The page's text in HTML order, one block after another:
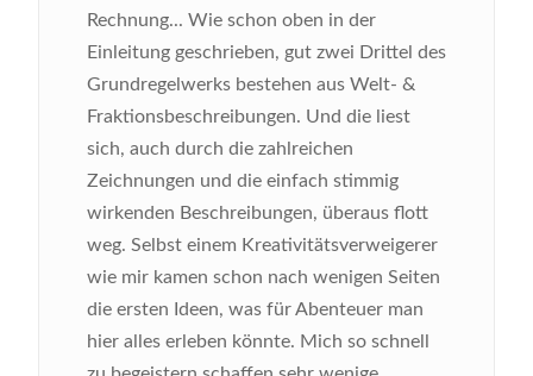
Rechnung... Wie schon oben in der
Einleitung geschrieben, gut zwei Drittel des
Grundregelwerks bestehen aus Welt- &
Fraktionsbeschreibungen. Und die liest
sich, auch durch die zahlreichen
Zeichnungen und die einfach stimmig
wirkenden Beschreibungen, überaus flott
weg. Selbst einem Kreativitätsverweigerer
wie mir kamen schon nach wenigen Seiten
die ersten Ideen, was für Abenteuer man
hier alles erleben könnte. Mich so schnell